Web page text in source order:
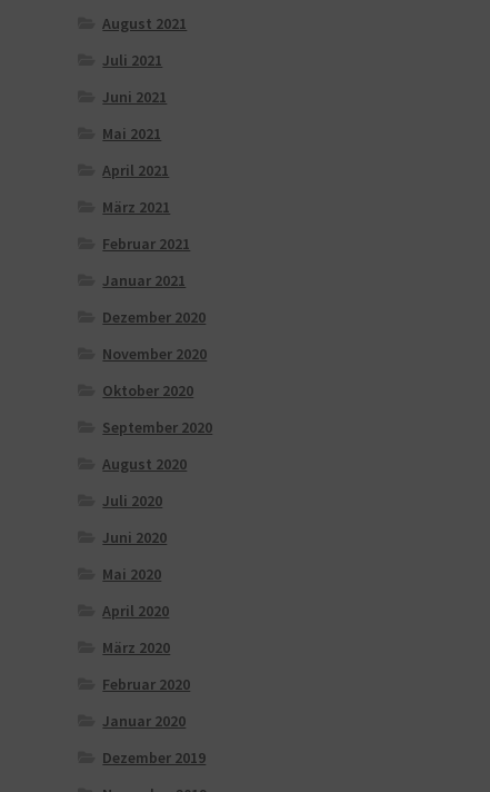
August 2021
Juli 2021
Juni 2021
Mai 2021
April 2021
März 2021
Februar 2021
Januar 2021
Dezember 2020
November 2020
Oktober 2020
September 2020
August 2020
Juli 2020
Juni 2020
Mai 2020
April 2020
März 2020
Februar 2020
Januar 2020
Dezember 2019